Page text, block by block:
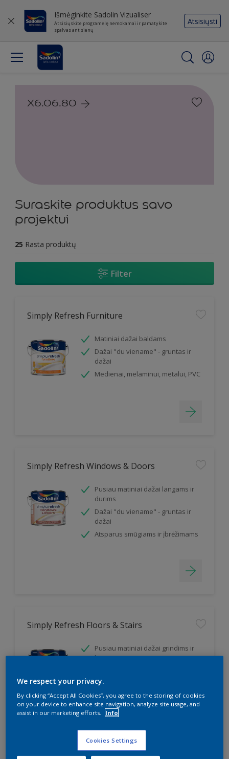
Išmėginkite Sadolin Vizualiser
Atsisiųskite programėlę nemokamai ir pamatykite
spalvas ant sienų
Atsisiųsti
X6.06.80
Suraskite produktus savo
projektui
25 Rasta produktų
Filter
Simply Refresh Furniture
Matiniai dažai baldams
Dažai "du viename" - gruntas ir
dažai
Medienai, melaminui, metalui, PVC
Simply Refresh Windows & Doors
Pusiau matiniai dažai langams ir
durims
Dažai "du viename" - gruntas ir
dažai
Atsparus smūgiams ir įbrėžimams
Simply Refresh Floors & Stairs
Pusiau matiniai dažai grindims ir
laiptams
dažai
Sudaro dilimui atsparų paviršių
We respect your privacy.
By clicking “Accept All Cookies”, you agree to the storing of cookies
on your device to enhance site navigation, analyze site usage, and
assist in our marketing efforts.
Info
Cookies Settings